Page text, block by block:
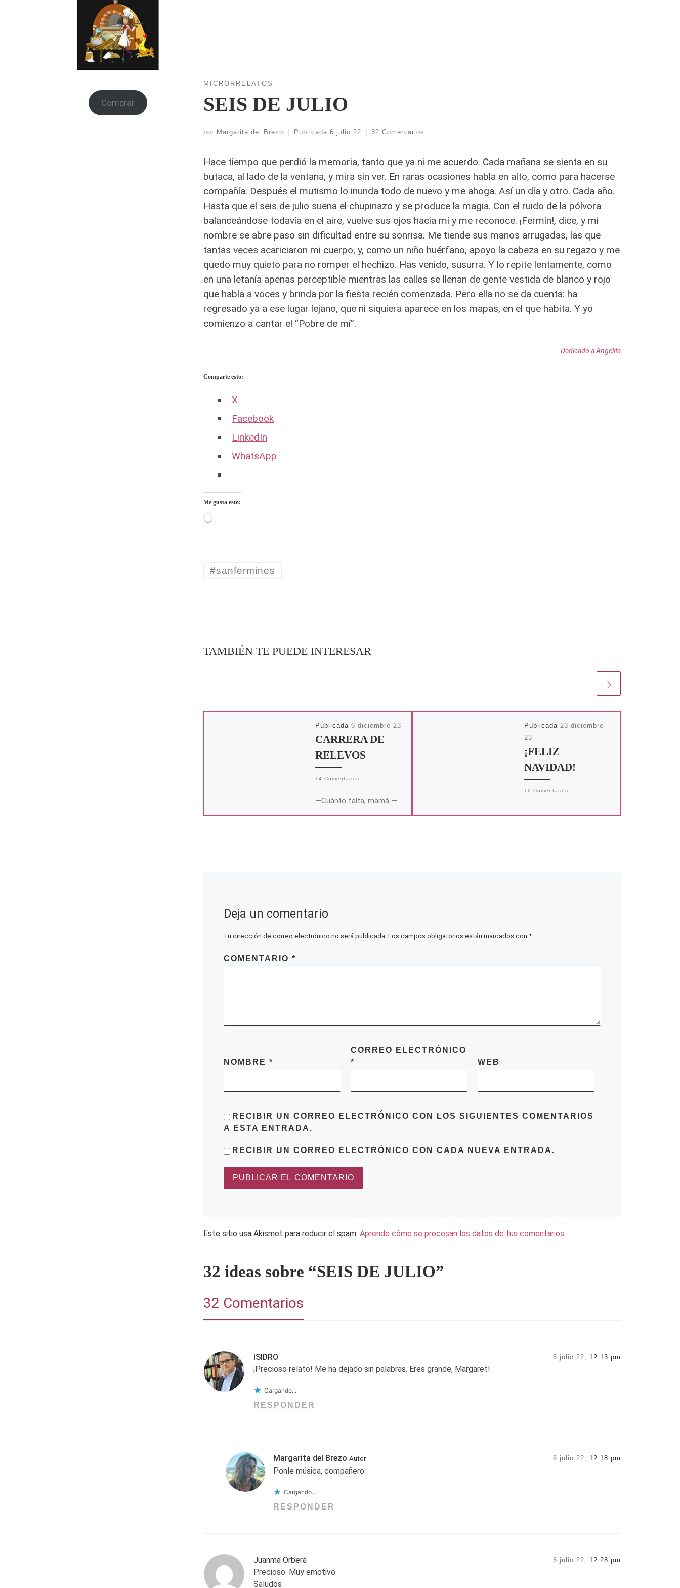
MICRORRELATOS
SEIS DE JULIO
por Margarita del Brezo Publicada 6 julio 22 32 Comentarios
Hace tiempo que perdió la memoria, tanto que ya ni me acuerdo. Cada mañana se sienta en su
butaca, al lado de la ventana, y mira sin ver. En raras ocasiones habla en alto, como para hacerse
compañía. Después el mutismo lo inunda todo de nuevo y me ahoga. Así un día y otro. Cada año.
Hasta que el seis de julio suena el chupinazo y se produce la magia. Con el ruido de la pólvora
balanceándose todavía en el aire, vuelve sus ojos hacia mí y me reconoce. ¡Fermín!, dice, y mi
nombre se abre paso sin dificultad entre su sonrisa. Me tiende sus manos arrugadas, las que
tantas veces acariciaron mi cuerpo, y, como un niño huérfano, apoyo la cabeza en su regazo y me
quedo muy quieto para no romper el hechizo. Has venido, susurra. Y lo repite lentamente, como
en una letanía apenas perceptible mientras las calles se llenan de gente vestida de blanco y rojo
que habla a voces y brinda por la fiesta recién comenzada. Pero ella no se da cuenta: ha
regresado ya a ese lugar lejano, que ni siquiera aparece en los mapas, en el que habita. Y yo
comienzo a cantar el “Pobre de mí”.
Dedicado a Angelita
Comparte esto:
X
Facebook
LinkedIn
WhatsApp
Me gusta esto:
Cargando...
#sanfermines
TAMBIÉN TE PUEDE INTERESAR
Publicada6 diciembre 23
CARRERA DE
RELEVOS
14 Comentarios
—Cuánto falta, mamá —
Publicada 23 diciembre
23
¡FELIZ
NAVIDAD!
12 Comentarios
Deja un comentario
Tu dirección de correo electrónico no será publicada. Los campos obligatorios están marcados con *
COMENTARIO *
NOMBRE *
CORREO ELECTRÓNICO
*
WEB
RECIBIR UN CORREO ELECTRÓNICO CON LOS SIGUIENTES COMENTARIOS
A ESTA ENTRADA.
RECIBIR UN CORREO ELECTRÓNICO CON CADA NUEVA ENTRADA.
Este sitio usa Akismet para reducir el spam. Aprende cómo se procesan los datos de tus comentarios.
32 ideas sobre “SEIS DE JULIO”
32 Comentarios
ISIDRO 6 julio 22, 12:13 pm
¡Precioso relato! Me ha dejado sin palabras. Eres grande, Margaret!
Cargando...
RESPONDER
Margarita del Brezo Autor 6 julio 22, 12:18 pm
Ponle música, compañero.
Cargando...
RESPONDER
Juanma Orberá 6 julio 22, 12:28 pm
Precioso. Muy emotivo.
Saludos
Comprar